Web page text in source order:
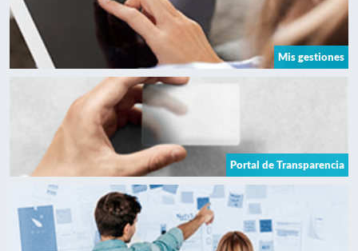
Mis gestiones
Portal de Transparencia